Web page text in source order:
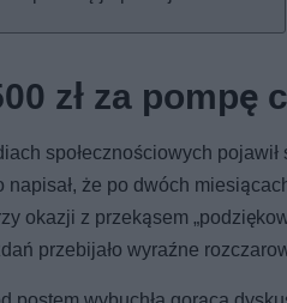
zł za pompę
społecznościowych
że po dwóch
okazji z przekąsem
przebijało wyraźne